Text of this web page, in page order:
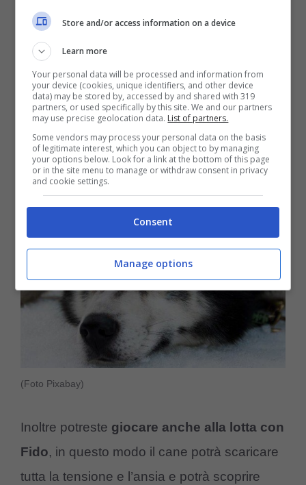
avvicinato?
Una volta che il cane si avvicina a voi, per
rafforzare questo contatto è molto importante
offrirgli giocattoli e giocare con lui,in
modo tale da creare anche un altro tipo di
legame.
(Foto Pixabay)
Inoltre potreste giocare anche alla lotta con
Fido, in questo modo il cane potrà scaricare
tutta la tensione e l’ansia e potrà scoprire
Store and/or access information on a device
Learn more
Your personal data will be processed and information from
your device (cookies, unique identifiers, and other device
data) may be stored by, accessed by and shared with 319
partners, or used specifically by this site. We and our partners
may use precise geolocation data. List of partners.
Some vendors may process your personal data on the basis
of legitimate interest, which you can object to by managing
your options below. Look for a link at the bottom of this page
or in the site menu to manage or withdraw consent in privacy
and cookie settings.
Consent
Manage options